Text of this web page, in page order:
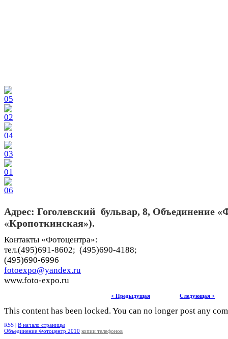
Адрес: Гоголевский бульвар, 8, Объединение
«Кропоткинская»).
Контакты «Фотоцентра»:
тел.(495)691-8602; (495)690-4188;
(495)690-6996
fotoexpo@yandex.ru
www.foto-expo.ru
< Предыдущая Следующая >
This content has been locked. You can no longer post any
RSS | В начало страницы
Объединение Фотоцентр 2010 копии телефонов